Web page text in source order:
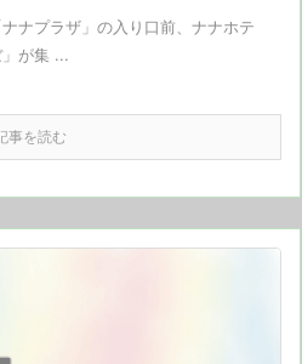
ナプラザ」の入り口前、ナナホテ
が集 ...
事を読む